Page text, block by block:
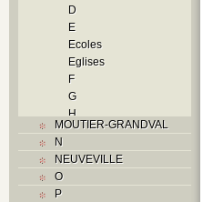
D
E
Ecoles
Eglises
F
G
H
Histoire
Industrie
MOUTIER-GRANDVAL
N
NEUVEVILLE
O
P